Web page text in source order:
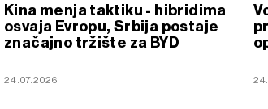
Kina menja taktiku - hibridima
osvaja Evropu, Srbija postaje
značajno tržište za BYD
24.07.2026